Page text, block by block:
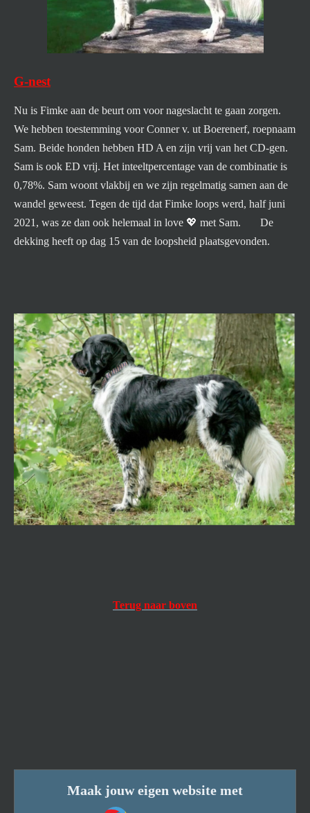
G-nest
Nu is Fimke aan de beurt om voor nageslacht te gaan zorgen.
We hebben toestemming voor Conner v. ut Boerenerf, roepnaam
Sam. Beide honden hebben HD A en zijn vrij van het CD-gen.
Sam is ook ED vrij. Het inteeltpercentage van de combinatie is
0,78%. Sam woont vlakbij en we zijn regelmatig samen aan de
wandel geweest. Tegen de tijd dat Fimke loops werd, half juni
2021, was ze dan ook helemaal in love 💖 met Sam. De
dekking heeft op dag 15 van de loopsheid plaatsgevonden.
Terug naar boven
Maak jouw eigen website met
JouwWeb